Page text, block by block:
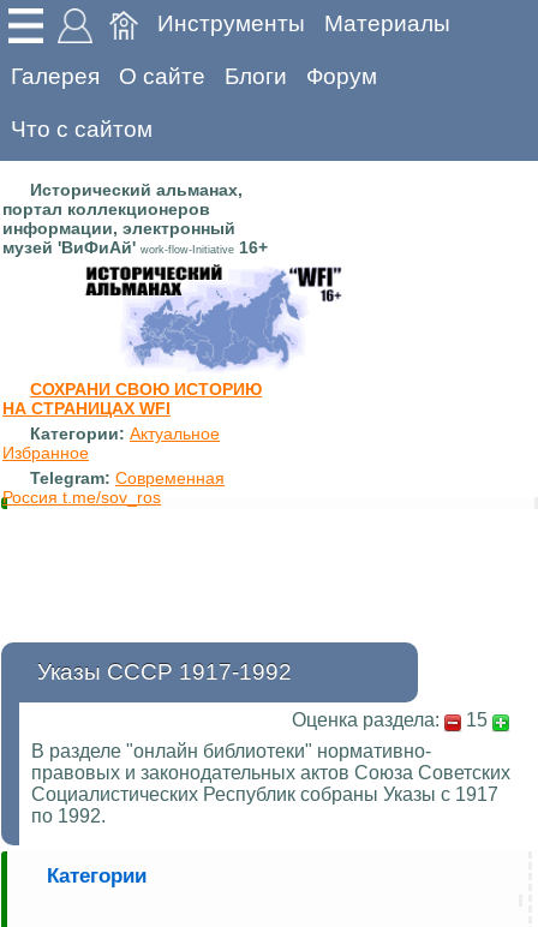
Инструменты Материалы
Галерея О сайте Блоги Форум
Что с сайтом
Исторический альманах,
портал коллекционеров
информации, электронный
музей 'ВиФиАй' work-flow-Initiative 16+
СОХРАНИ СВОЮ ИСТОРИЮ
НА СТРАНИЦАХ WFI
Категории: Актуальное
Избранное
Telegram: Современная
Россия t.me/sov_ros
Указы СССР 1917-1992
Оценка раздела:
15
В разделе "онлайн библиотеки" нормативно-
правовых и законодательных актов Союза Советских
Социалистических Республик собраны Указы с 1917
по 1992.
Категории